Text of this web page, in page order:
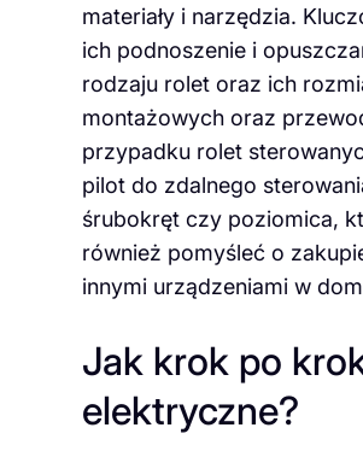
materiały i narzędzia.
ich podnoszenie i
rodzaju rolet oraz ich
montażowych oraz
przypadku rolet
pilot do zdalnego
śrubokręt czy poziomica,
również pomyśleć o
innymi urządzeniami w
Jak krok po
elektryczne?